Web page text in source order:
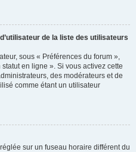
de la liste des utilisateurs
sous « Préférences du forum »,
en ligne ». Si vous activez cette
des modérateurs et de
comme étant un utilisateur
sur un fuseau horaire différent du